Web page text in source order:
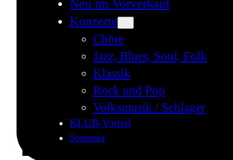
Neu im Vorverkauf
Konzerte
Chöre
Jazz, Blues, Soul, Folk
Klassik
Rock und Pop
Volksmusik / Schlager
KLUB-Vorteil
Sommer